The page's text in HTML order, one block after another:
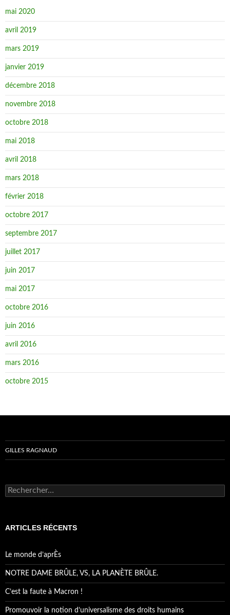
mai 2020
avril 2019
mars 2019
janvier 2019
décembre 2018
novembre 2018
octobre 2018
mai 2018
avril 2018
mars 2018
février 2018
octobre 2017
septembre 2017
juillet 2017
juin 2017
mai 2017
octobre 2016
juin 2016
avril 2016
mars 2016
octobre 2015
GILLES RAGNAUD
Rechercher :
ARTICLES RÉCENTS
Le monde d’aprÈs
NOTRE DAME BRÛLE, VS, LA PLANÈTE BRÛLE.
C’est la faute à Macron !
Promouvoir la notion d’universalisme des droits humains